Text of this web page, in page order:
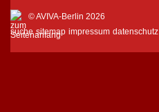
© AVIVA-Berlin 2026
suche sitemap impressum datenschutz